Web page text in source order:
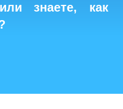
знаете, как